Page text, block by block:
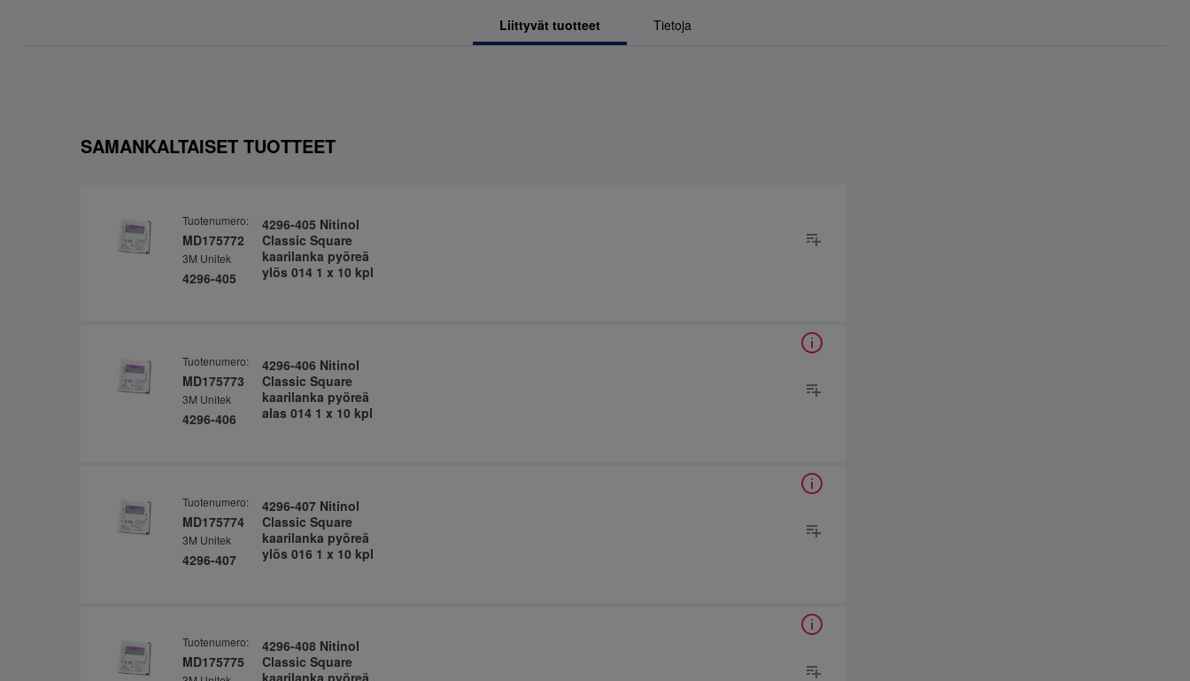
Liittyvät tuotteet Tietoja
SAMANKALTAISET TUOTTEET
Tuotenumero:
MD175772
3M Unitek
4296-405
4296-405 Nitinol
Classic Square
kaarilanka pyöreä
ylös 014 1 x 10 kpl
Tuotenumero:
MD175773
3M Unitek
4296-406
4296-406 Nitinol
Classic Square
kaarilanka pyöreä
alas 014 1 x 10 kpl
Tuotenumero:
MD175774
3M Unitek
4296-407
4296-407 Nitinol
Classic Square
kaarilanka pyöreä
ylös 016 1 x 10 kpl
Tuotenumero:
MD175775
4296-408 Nitinol
Classic Square